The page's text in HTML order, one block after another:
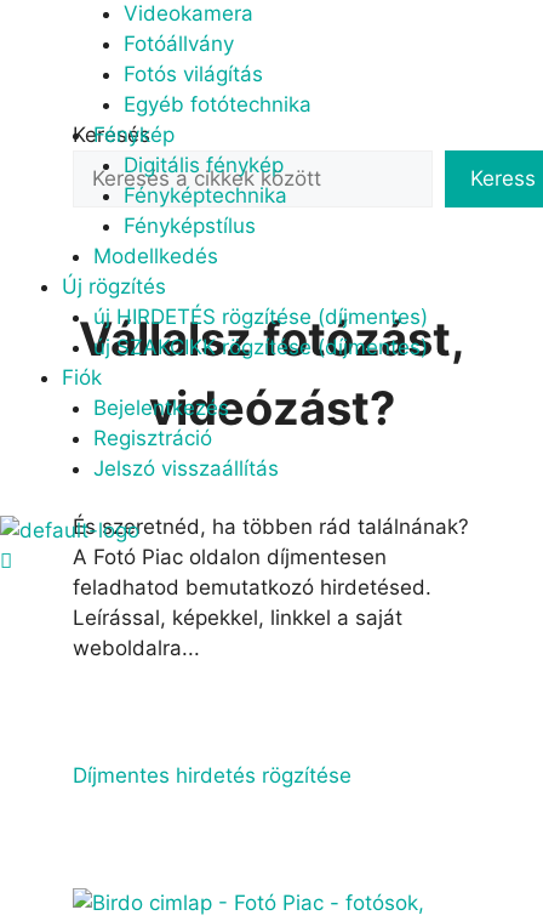
Videokamera
Fotóállvány
Fotós világítás
Egyéb fotótechnika
Fénykép
Digitális fénykép
Fényképtechnika
Fényképstílus
Modellkedés
Új rögzítés
új HIRDETÉS rögzítése (díjmentes)
új SZAKCIKK rögzítése (díjmentes)
Fiók
Bejelentkezés
Regisztráció
Jelszó visszaállítás
Keresés
Keress
Vállalsz fotózást,
videózást?
És szeretnéd, ha többen rád találnának?
A Fotó Piac oldalon díjmentesen
feladhatod bemutatkozó hirdetésed.
Leírással, képekkel, linkkel a saját
weboldalra...
Díjmentes hirdetés rögzítése